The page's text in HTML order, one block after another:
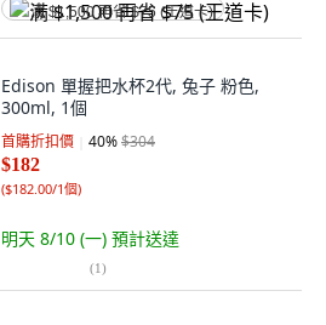
满 $1,500 再省 $75 (王道卡)
Edison 單握把水杯2代, 兔子 粉色,
300ml, 1個
首購折扣價 40%$304
$182
($182.00/1個)
明天 8/10 (一) 預計送達
(1)